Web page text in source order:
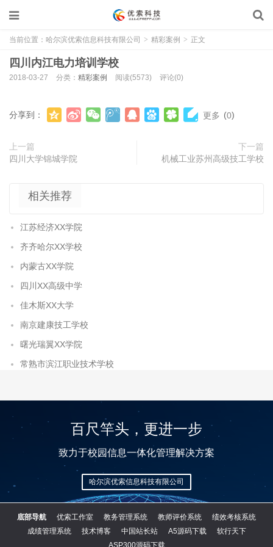
当前位置： 哈尔滨优索信息科技有限公司 > 精彩案例 > 正文
四川内江电力培训学校
2018-03-27 分类： 精彩案例 阅读(5573) 评论(0)
分享到： 更多 (0)
上一篇
四川大学锦城学院
下一篇
机械工业苏州高级技工学校
相关推荐
江苏经济XX学院
齐齐哈尔XX学校
内蒙古XX学院
四川XX高级中学
佳木斯XX大学
南京建康技工学校
曙光瑞翼XX学院
常熟市滨江职业技术学校
百尺竿头，更进一步
致力于校园信息一体化管理解决方案
哈尔滨优索信息科技有限公司
底部导航 优索工作室 教务管理系统 教师评价系统
绩效考核系统
成绩管理系统
技术博客 中国站长站 A5源码下载
软行天下
ASP300源码下载